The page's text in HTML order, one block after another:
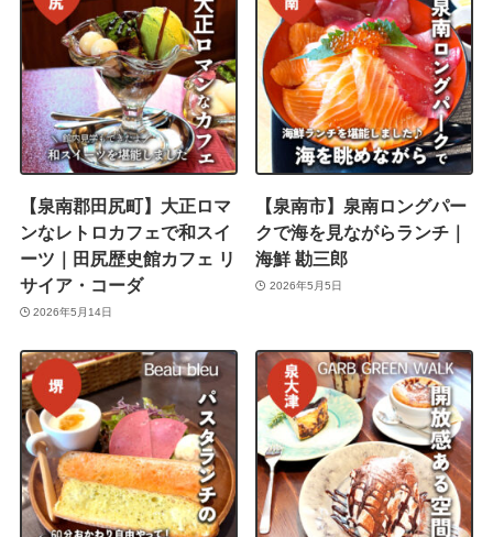
【泉南郡田尻町】大正ロマ
ンなレトロカフェで和スイ
ーツ｜田尻歴史館カフェ リ
サイア・コーダ
2026年5月14日
【泉南市】泉南ロングパー
クで海を見ながらランチ｜
海鮮 勘三郎
2026年5月5日